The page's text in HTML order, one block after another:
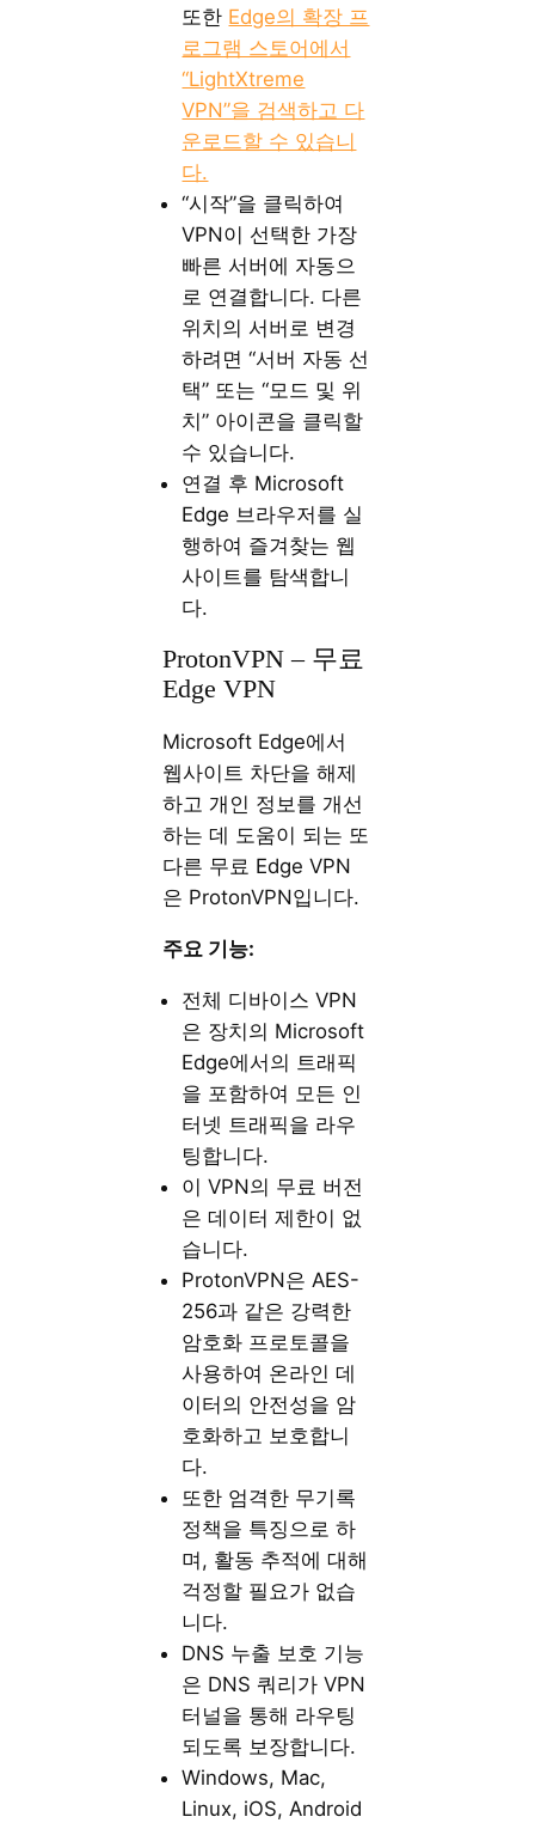
또한 Edge의 확장 프
로그램 스토어에서
“LightXtreme
VPN”을 검색하고 다
운로드할 수 있습니
다.
“시작”을 클릭하여
VPN이 선택한 가장
빠른 서버에 자동으
로 연결합니다. 다른
위치의 서버로 변경
하려면 “서버 자동 선
택” 또는 “모드 및 위
치” 아이콘을 클릭할
수 있습니다.
연결 후 Microsoft
Edge 브라우저를 실
행하여 즐겨찾는 웹
사이트를 탐색합니
다.
ProtonVPN – 무료
Edge VPN
Microsoft Edge에서
웹사이트 차단을 해제
하고 개인 정보를 개선
하는 데 도움이 되는 또
다른 무료 Edge VPN
은 ProtonVPN입니다.
주요 기능:
전체 디바이스 VPN
은 장치의 Microsoft
Edge에서의 트래픽
을 포함하여 모든 인
터넷 트래픽을 라우
팅합니다.
이 VPN의 무료 버전
은 데이터 제한이 없
습니다.
ProtonVPN은 AES-
256과 같은 강력한
암호화 프로토콜을
사용하여 온라인 데
이터의 안전성을 암
호화하고 보호합니
다.
또한 엄격한 무기록
정책을 특징으로 하
며, 활동 추적에 대해
걱정할 필요가 없습
니다.
DNS 누출 보호 기능
은 DNS 쿼리가 VPN
터널을 통해 라우팅
되도록 보장합니다.
Windows, Mac,
Linux, iOS, Android